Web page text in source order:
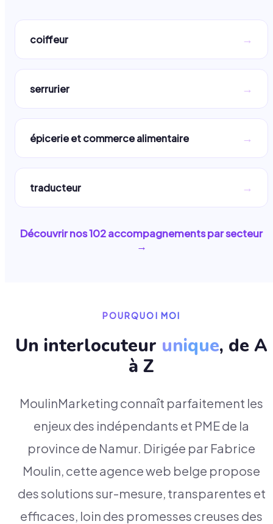
coiffeur →
serrurier →
épicerie et commerce alimentaire →
traducteur →
Découvrir nos102accompagnements par secteur
→
POURQUOI MOI
Un interlocuteur unique, de A
à Z
MoulinMarketing connaît parfaitement les
enjeux des indépendants et PME de la
province de Namur. Dirigée par Fabrice
Moulin, cette agence web belge propose
des solutions sur-mesure, transparentes et
efficaces, loin des promesses creuses des